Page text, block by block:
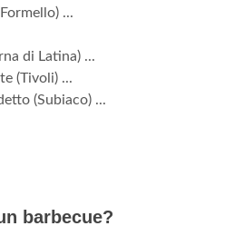
...
di Latina) ...
(Tivoli) ...
(Subiaco) ...
barbecue?